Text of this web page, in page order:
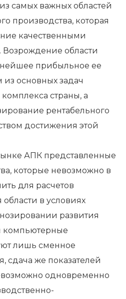
самых важных областей
производства, которая
качественными
области
прибыльное ее
основных задач
страны, а
рентабельного
достижения этой
АПК представленные
которые невозможно в
для расчетов
в условиях
развития
компьютерные
лишь сменное
сдача же показателей
одновременно